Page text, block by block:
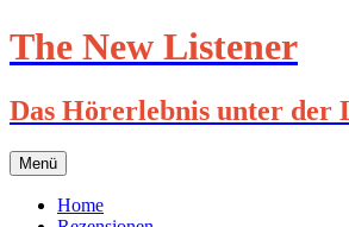
Zum
Inhalt
The New Listener
Das Hörerlebnis unter der
Menü
Home